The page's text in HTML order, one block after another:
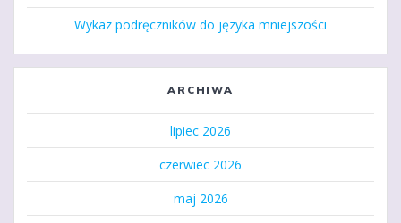
Wykaz podręczników do języka mniejszości
ARCHIWA
lipiec 2026
czerwiec 2026
maj 2026